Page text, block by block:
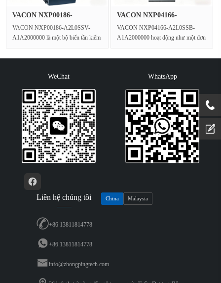
VACON NXP00186-
VACON NXP00186-A2L0SSV-
A1A2000000 là một bộ biến tần kiểm
VACON NXP04166-
VACON NXP04166-A2L0SSB-
A1A2000000 hoạt động như một đơn
WeChat WhatsApp
Liên hệ chúng tôi China Malaysia
+86 13811814778
+86 13811814778
info@zhongpingtech.com